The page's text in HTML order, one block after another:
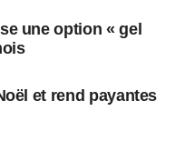
une option « gel
et rend payantes